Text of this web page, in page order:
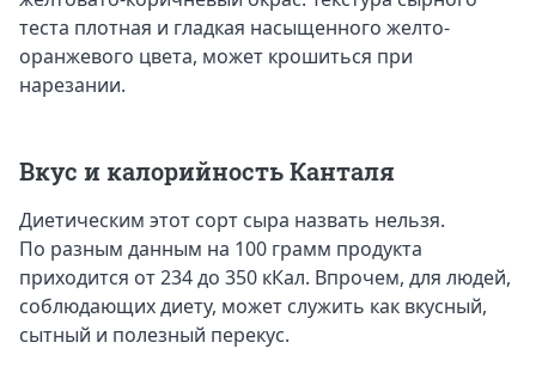
теста плотная и гладкая насыщенного желто-
оранжевого цвета, может крошиться при
нарезании.
Вкус и калорийность Канталя
Диетическим этот сорт сыра назвать нельзя.
По разным данным на 100 грамм продукта
приходится от 234 до 350 кКал. Впрочем, для людей,
соблюдающих диету, может служить как вкусный,
сытный и полезный перекус.